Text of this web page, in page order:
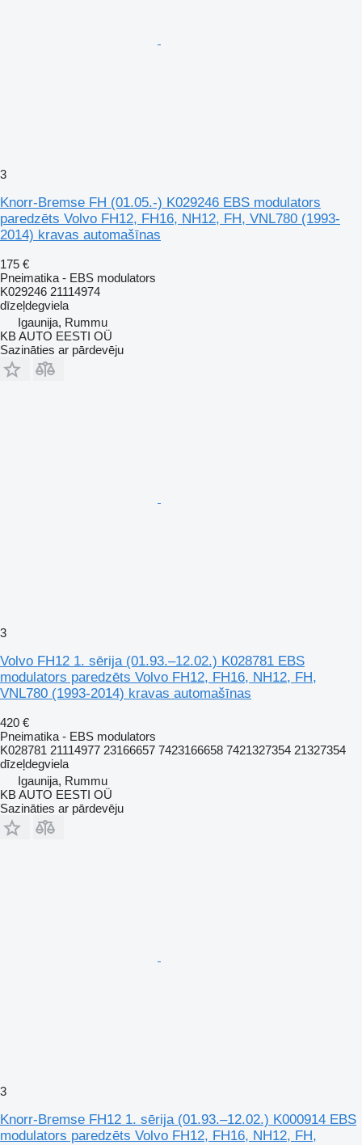
3
Knorr-Bremse FH (01.05.-) K029246 EBS modulators
paredzēts Volvo FH12, FH16, NH12, FH, VNL780 (1993-
2014) kravas automašīnas
175 €
Pneimatika - EBS modulators
K029246 21114974
dīzeļdegviela
Igaunija, Rummu
KB AUTO EESTI OÜ
Sazināties ar pārdevēju
3
Volvo FH12 1. sērija (01.93.–12.02.) K028781 EBS
modulators paredzēts Volvo FH12, FH16, NH12, FH,
VNL780 (1993-2014) kravas automašīnas
420 €
Pneimatika - EBS modulators
K028781 21114977 23166657 7423166658 7421327354 21327354
dīzeļdegviela
Igaunija, Rummu
KB AUTO EESTI OÜ
Sazināties ar pārdevēju
3
Knorr-Bremse FH12 1. sērija (01.93.–12.02.) K000914 EBS
modulators paredzēts Volvo FH12, FH16, NH12, FH,